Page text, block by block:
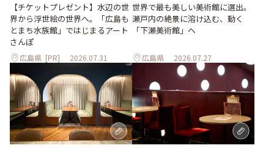
【チケットプレゼント】水辺の世
界から浮世絵の世界へ。「広島も
とまち水族館」ではじまるアート
さんぽ
広島県 [PR] 2026.07.31
世界で最も美しい美術館に選出。
瀬戸内の絶景に溶け込む、動く
「下瀬美術館」へ
広島県 2026.07.27